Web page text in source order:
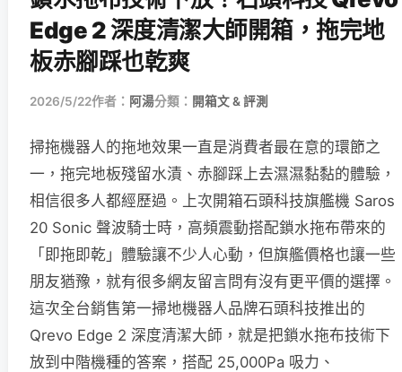
Edge 2 深度清潔大師開箱，拖完地
板赤腳踩也乾爽
2026/5/22作者： 阿湯分類： 開箱文 & 評測
掃拖機器人的拖地效果一直是消費者最在意的環節之
一，拖完地板殘留水漬、赤腳踩上去濕濕黏黏的體驗，
相信很多人都經歷過。上次開箱石頭科技旗艦機 Saros
20 Sonic 聲波騎士時，高頻震動搭配鎖水拖布帶來的
「即拖即乾」體驗讓不少人心動，但旗艦價格也讓一些
朋友猶豫，就有很多網友留言問有沒有更平價的選擇。
這次全台銷售第一掃地機器人品牌石頭科技推出的
Qrevo Edge 2 深度清潔大師，就是把鎖水拖布技術下
放到中階機種的答案，搭配 25,000Pa 吸力、